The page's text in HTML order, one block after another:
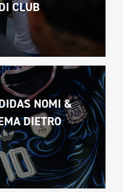
CLUB
NOMI &
DIETRO